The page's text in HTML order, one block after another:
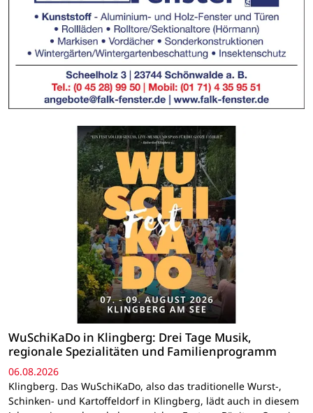
WuSchiKaDo in Klingberg: Drei Tage Musik,
regionale Spezialitäten und Familienprogramm
06.08.2026
Klingberg. Das WuSchiKaDo, also das traditionelle Wurst-,
Schinken- und Kartoffeldorf in Klingberg, lädt auch in diesem